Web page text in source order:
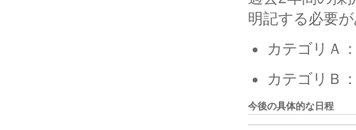
明記する必要
カテゴリＡ
カテゴリＢ
今後の具体的な日程